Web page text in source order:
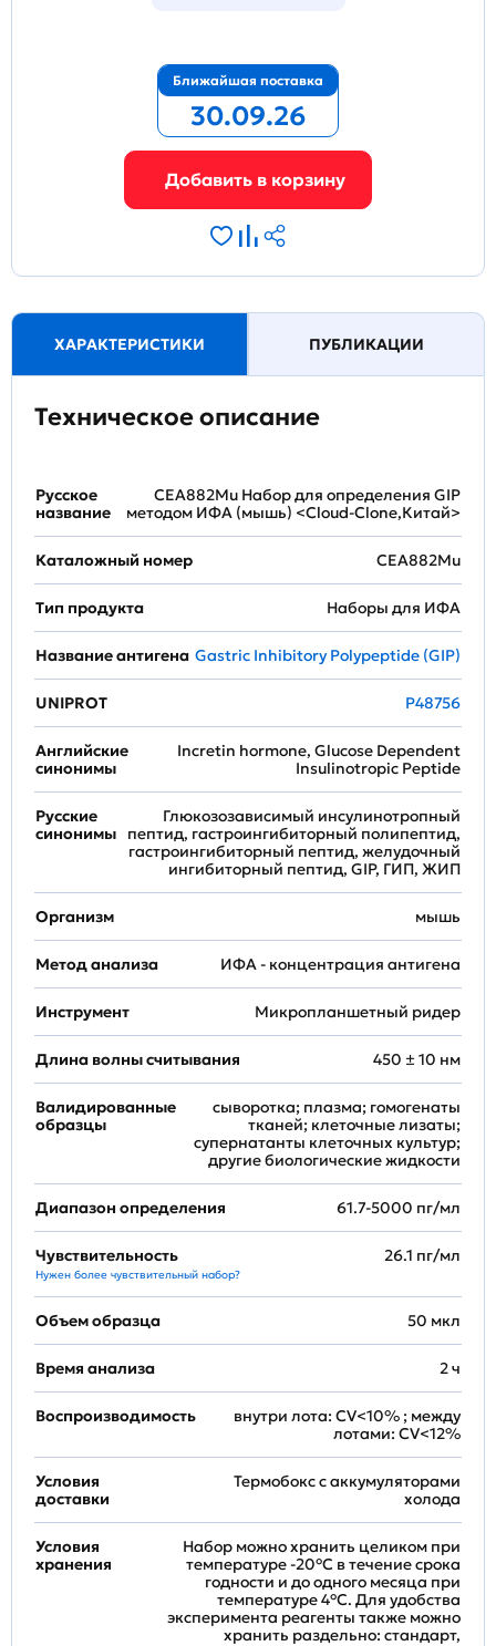
Ближайшая поставка
30.09.26
ХАРАКТЕРИСТИКИ ПУБЛИКАЦИИ
Техническое описание
Русское
название
CEA882Mu Набор для определения GIP
методом ИФА (мышь) <Cloud-Clone,Китай>
Каталожный номер CEA882Mu
Тип продукта Наборы для ИФА
Название антигена Gastric Inhibitory Polypeptide (GIP)
UNIPROT P48756
Английские
синонимы
Incretin hormone, Glucose Dependent
Insulinotropic Peptide
Русские
синонимы
Глюкозозависимый инсулинотропный
пептид, гастроингибиторный полипептид,
гастроингибиторный пептид, желудочный
ингибиторный пептид, GIP, ГИП, ЖИП
Организм мышь
Метод анализа ИФА - концентрация антигена
Инструмент Микропланшетный ридер
Длина волны считывания 450 ± 10 нм
Валидированные
образцы
сыворотка; плазма; гомогенаты
тканей; клеточные лизаты;
супернатанты клеточных культур;
другие биологические жидкости
Диапазон определения 61.7-5000 пг/мл
Чувствительность
Нужен более чувствительный набор?
26.1 пг/мл
Объем образца 50 мкл
Время анализа 2 ч
Воспроизводимость
внутри лота: CV<10% ; между
лотами: CV<12%
Условия
доставки
Термобокс с аккумуляторами
холода
Условия
хранения
Набор можно хранить целиком при
температуре -20°C в течение срока
годности и до одного месяца при
температуре 4°C. Для удобства
эксперимента реагенты также можно
хранить раздельно: стандарт,